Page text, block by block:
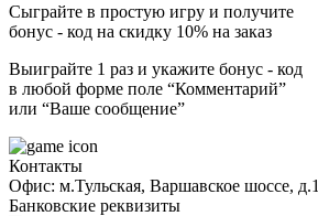
Сыграйте в простую игру и получите
бонус - код на скидку 10% на заказ
Выиграйте 1 раз и укажите бонус - код
в любой форме поле “Комментарий”
или “Ваше сообщение”
Контакты
Офис: м.Тульская, Варшавское шоссе, д.1
Банковские реквизиты